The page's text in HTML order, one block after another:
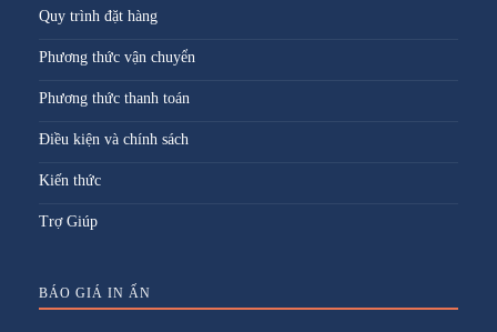
Quy trình đặt hàng
Phương thức vận chuyển
Phương thức thanh toán
Điều kiện và chính sách
Kiến thức
Trợ Giúp
BÁO GIÁ IN ẤN